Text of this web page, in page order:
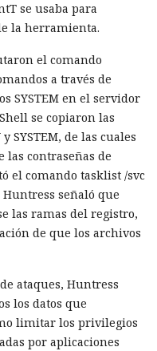
dinero durante
otras personas, antes
estadounidense por
años — ataque a
de cargos de fraude
de datos personales
del estado de
el 27 de octubre; la
prisión.
robadas para
información de al
se encuentran
Neiman Marcus,
distritos escolares más
se usaba para
la herramienta.
el comando
a través de
SYSTEM en el servidor
se copiaron las
SYSTEM, de las cuales
las contraseñas de
el comando tasklist /svc
señaló que
las ramas del registro,
de que los archivos
ataques, Huntress
los datos que
limitar los privilegios
por aplicaciones